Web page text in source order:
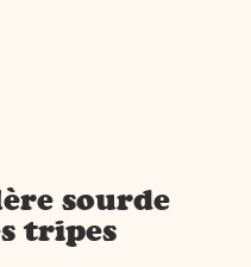
sourde
tripes